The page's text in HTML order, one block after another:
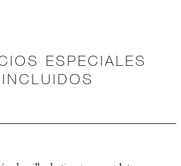
ESPECIALES
INCLUIDOS